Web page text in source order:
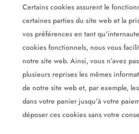
Certains cookies assurent le
certaines parties du site web et la
vos préférences en tant
cookies fonctionnels, nous vous
notre site web. Ainsi, vous n’avez
plusieurs reprises les mêmes
de notre site web et, par exemple,
dans votre panier jusqu’à votre
déposer ces cookies sans votre